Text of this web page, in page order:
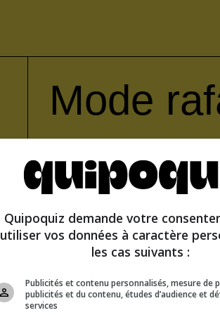
Mode
Quipoquiz demande votre
utiliser vos données à caractère
les cas suivants :
Publicités et contenu personnalisés, mesure de
publicités et du contenu, études d’audience et
services